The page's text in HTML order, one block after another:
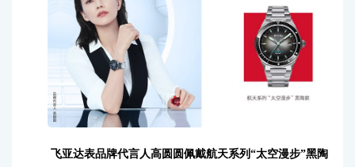
飞亚达表品牌代言人高圆圆佩戴航天系列“太空漫步”黑陶